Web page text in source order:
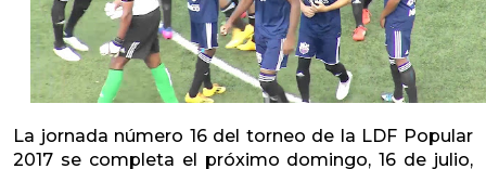
La jornada número 16 del torneo de la LDF Popular
2017 se completa el próximo domingo, 16 de julio,